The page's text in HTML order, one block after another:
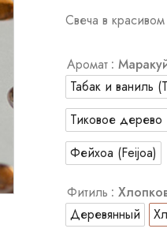
Свеча в
Аромат :
Табак и ваниль
Тиковое дерево
Фейхоа (Feijoa)
Фитиль :
Деревянный